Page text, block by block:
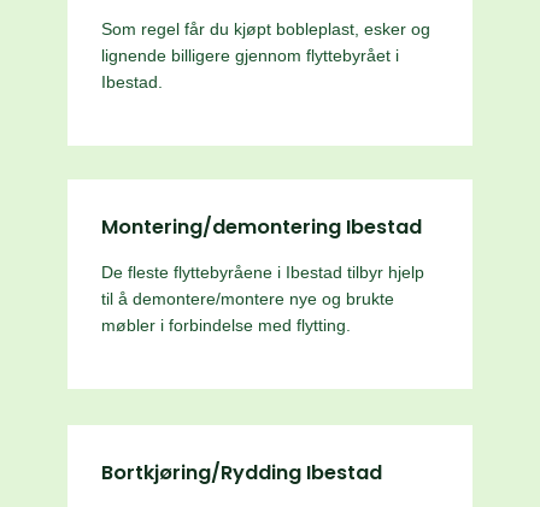
Som regel får du kjøpt bobleplast, esker og
lignende billigere gjennom flyttebyrået i
Ibestad.
Montering/demontering Ibestad
De fleste flyttebyråene i Ibestad tilbyr hjelp
til å demontere/montere nye og brukte
møbler i forbindelse med flytting.
Bortkjøring/Rydding Ibestad